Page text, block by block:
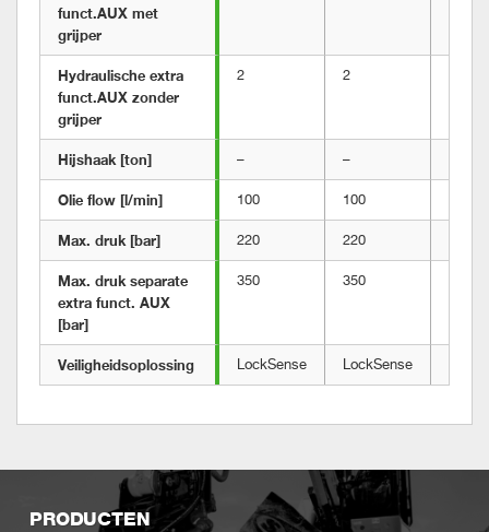
funct.AUX met
Hydraulische extra
funct.AUX zonder
grijper
2 2
Hijshaak [ton] – –
Olie flow [l/min] 100 100
Max. druk [bar] 220 220
Max. druk separate
extra funct. AUX
[bar]
350 350
LockSense LockSense
PRODUCTEN